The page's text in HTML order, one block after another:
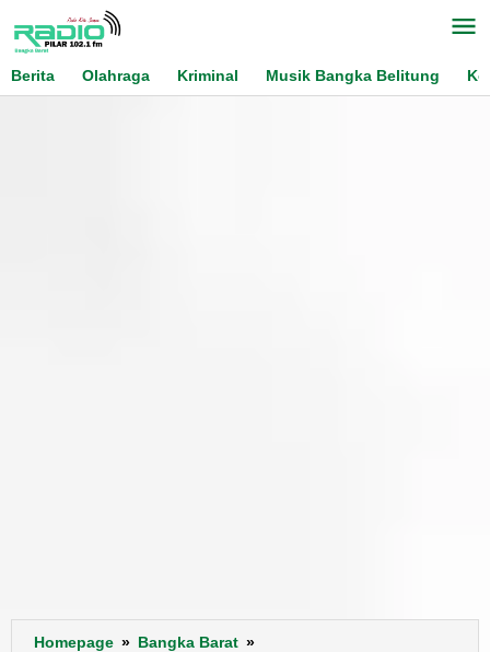
content
Berita
Olahraga Kriminal Musik Bangka Belitung
Homepage » Bangka Barat »